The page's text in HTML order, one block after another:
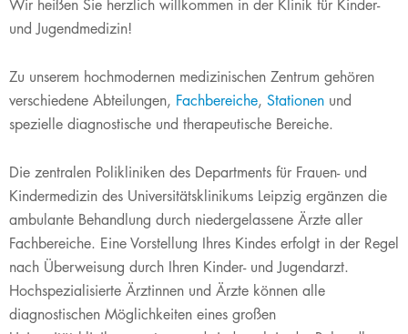
Wir heißen Sie herzlich willkommen in der Klinik für Kinder-
und Jugendmedizin!
Zu unserem hochmodernen medizinischen Zentrum gehören
verschiedene Abteilungen, Fachbereiche, Stationen und
spezielle diagnostische und therapeutische Bereiche.
Die zentralen Polikliniken des Departments für Frauen- und
Kindermedizin des Universitätsklinikums Leipzig ergänzen die
ambulante Behandlung durch niedergelassene Ärzte aller
Fachbereiche. Eine Vorstellung Ihres Kindes erfolgt in der Regel
nach Überweisung durch Ihren Kinder- und Jugendarzt.
Hochspezialisierte Ärztinnen und Ärzte können alle
diagnostischen Möglichkeiten eines großen